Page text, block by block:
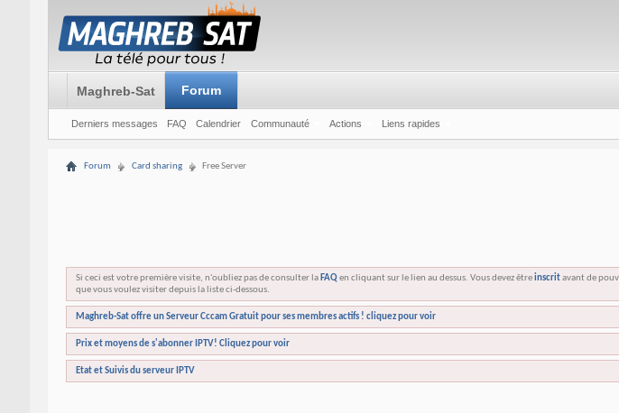
Maghreb-Sat Forum
Derniers messages FAQ Calendrier Communauté Actions Liens rapides
Forum Card sharing Free Server
Si ceci est votre première visite, n'oubliez pas de consulter la FAQen cliquant sur le lien au dessus. Vous devez êtreinscritavant de
que vous voulez visiter depuis la liste ci-dessous.
Maghreb-Sat offre un Serveur Cccam Gratuit pour ses membres actifs ! cliquez pour voir
Prix et moyens de s'abonner IPTV! Cliquez pour voir
Etat et Suivis du serveur IPTV